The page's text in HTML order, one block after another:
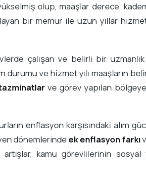
olup, maaşlar derece,
bir memur ile uzun yıllar
çalışan ve belirli bir
ve hizmet yılı maaşların
ve görev yapılan
enflasyon karşısındaki alım
dönemlerinde ek enflasyon farkı
kamu görevlilerinin sosyal